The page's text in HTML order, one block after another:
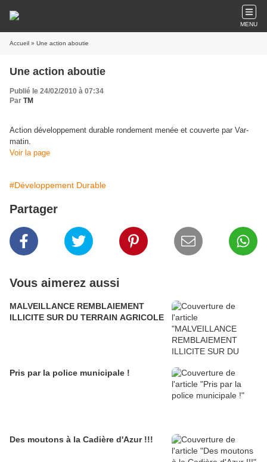
MENU
Accueil » Une action aboutie
Une action aboutie
Publié le 24/02/2010 à 07:34
Par TM
Action développement durable rondement menée et couverte par Var-
matin.
Voir la page
#Développement Durable
Partager
Vous aimerez aussi
MALVEILLANCE REMBLAIEMENT
ILLICITE SUR DU TERRAIN AGRICOLE
Pris par la police municipale !
Des moutons à la Cadière d'Azur !!!